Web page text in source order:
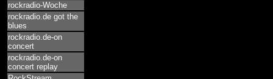
rockradio-Woche
rockradio.de got the
blues
rockradio.de-on
concert
rockradio.de-on
concert replay